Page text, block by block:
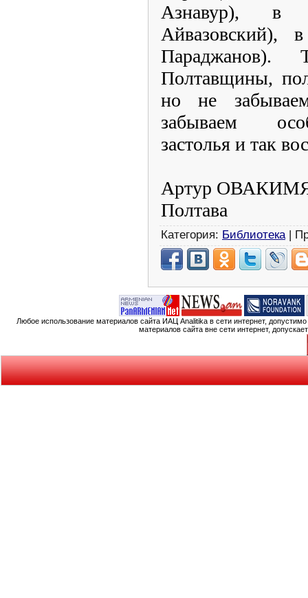
Азнавур), в
Айвазовский),
Полтавщины,
но не
забываем
застолья и так
Артур
Полтава
Категория: Библиотека |
Любое использование материалов сайта ИАЦ Analitika в сети интернет,
материалов сайта вне сети интернет,